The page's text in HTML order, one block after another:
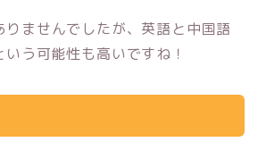
ませんでしたが、英語と中国語
う可能性も高いですね！